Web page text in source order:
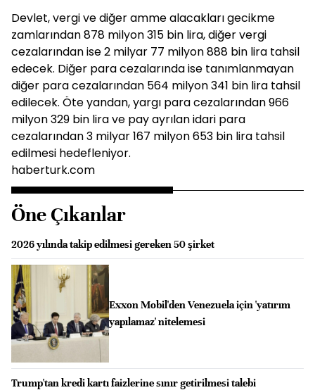
Devlet, vergi ve diğer amme alacakları gecikme
zamlarından 878 milyon 315 bin lira, diğer vergi
cezalarından ise 2 milyar 77 milyon 888 bin lira tahsil
edecek. Diğer para cezalarında ise tanımlanmayan
diğer para cezalarından 564 milyon 341 bin lira tahsil
edilecek. Öte yandan, yargı para cezalarından 966
milyon 329 bin lira ve pay ayrılan idari para
cezalarından 3 milyar 167 milyon 653 bin lira tahsil
edilmesi hedefleniyor.
haberturk.com
Öne Çıkanlar
2026 yılında takip edilmesi gereken 50 şirket
Exxon Mobil'den Venezuela için 'yatırım
yapılamaz' nitelemesi
Trump'tan kredi kartı faizlerine sınır getirilmesi talebi